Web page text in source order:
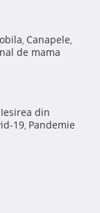
, Canapele,
de mama
Iesirea din
19, Pandemie